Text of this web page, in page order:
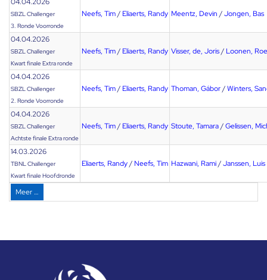
SBZL Challenger
3. Ronde Voorronde
Neefs, Tim/ Eliaerts, Randy Meentz, Devin /Jongen, Bas
04.04.2026
SBZL Challenger
Kwart finale Extra ronde
Neefs, Tim/ Eliaerts, Randy Visser, de, Joris/ Loonen,
04.04.2026
SBZL Challenger
2. Ronde Voorronde
Neefs, Tim/ Eliaerts, Randy Thoman, Gábor/Winters,
04.04.2026
SBZL Challenger
Achtste finale Extra ronde
Neefs, Tim/ Eliaerts, Randy Stoute, Tamara/Gelissen,
14.03.2026
TBNL Challenger
Kwart finale Hoofdronde
Eliaerts, Randy/ Neefs, Tim Hazwani, Rami/Janssen, Luis
Meer …